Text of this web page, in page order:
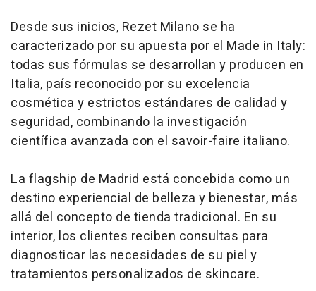
Desde sus inicios, Rezet Milano se ha
caracterizado por su apuesta por el Made in Italy:
todas sus fórmulas se desarrollan y producen en
Italia, país reconocido por su excelencia
cosmética y estrictos estándares de calidad y
seguridad, combinando la investigación
científica avanzada con el savoir-faire italiano.
La flagship de Madrid está concebida como un
destino experiencial de belleza y bienestar, más
allá del concepto de tienda tradicional. En su
interior, los clientes reciben consultas para
diagnosticar las necesidades de su piel y
tratamientos personalizados de skincare.